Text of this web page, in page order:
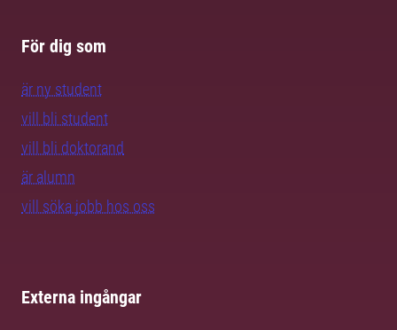
För dig som
är ny student
vill bli student
vill bli doktorand
är alumn
vill söka jobb hos oss
Externa ingångar